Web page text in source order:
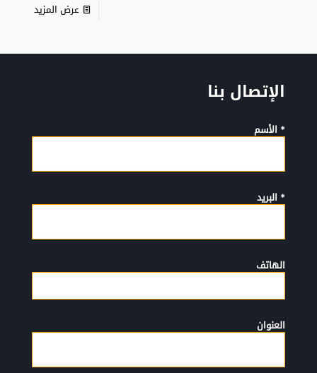
عرض المزيد
الإتصال بنا
* الأسم
* البريد
الهاتف
العنوان